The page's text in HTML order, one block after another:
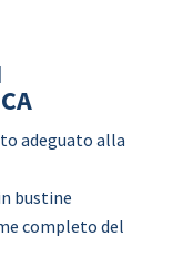
adeguato alla
bustine
completo del